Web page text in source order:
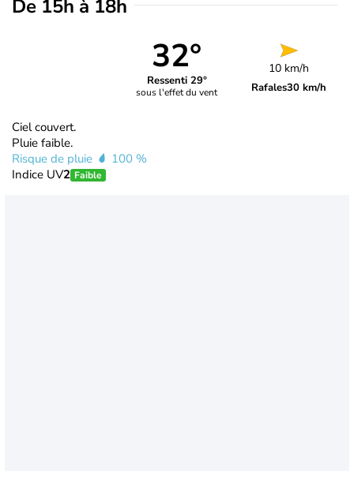
De 15h à 18h
32°
Ressenti 29°
sous l'effet du vent
10 km/h
Rafales30 km/h
Ciel couvert.
Pluie faible.
Risque de pluie
100 %
Indice UV2 Faible